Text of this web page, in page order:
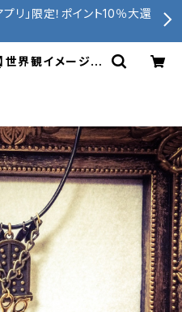
リ」限定！ポイント10％大還
世界観イメージネ